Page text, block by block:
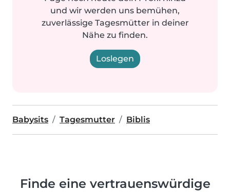
und wir werden uns bemühen,
zuverlässige Tagesmütter in deiner
Nähe zu finden.
Loslegen
Babysits Tagesmutter Biblis
Finde eine vertrauenswürdige